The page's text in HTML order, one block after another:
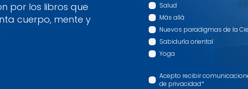
por los libros que
cuerpo, mente y
Salud
Más allá
Nuevos paradigmas de la
Sabiduría oriental
Yoga
Acepto recibir
de privacidad*